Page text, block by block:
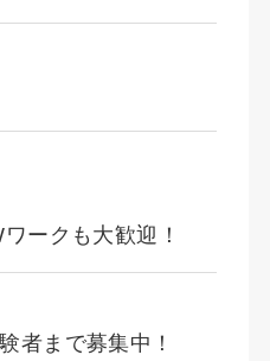
ークも大歓迎！
者まで募集中！